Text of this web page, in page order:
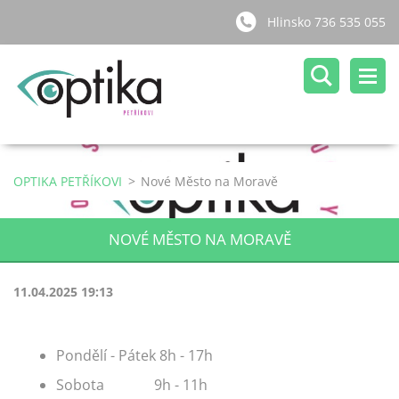
Hlinsko 736 535 055
OPTIKA PETŘÍKOVI > Nové Město na Moravě
NOVÉ MĚSTO NA MORAVĚ
11.04.2025 19:13
Pondělí - Pátek 8h - 17h
Sobota 9h - 11h